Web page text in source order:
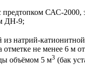
САС-
ДН-9;
из натрий-
отметке не менее 6 м
объёмом 5 м3 (бак